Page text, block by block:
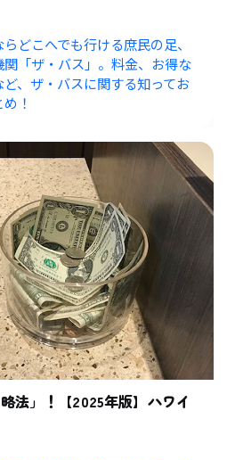
どこへでも行ける庶民の足、
「ザ・バス」。料金、お得な
、ザ・バスに関する知ってお
！
法」！【2025年版】ハワイ